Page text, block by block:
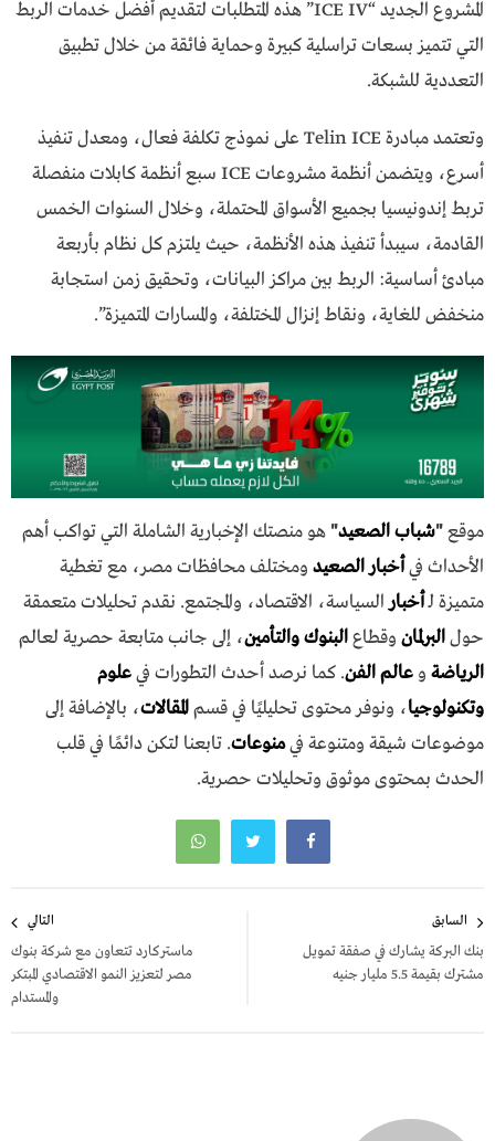
المشروع الجديد “ICE IV” هذه المتطلبات لتقديم أفضل خدمات الربط
التي تتميز بسعات تراسلية كبيرة وحماية فائقة من خلال تطبيق
التعددية للشبكة.
وتعتمد مبادرة Telin ICE على نموذج تكلفة فعال، ومعدل تنفيذ
أسرع، ويتضمن أنظمة مشروعات ICE سبع أنظمة كابلات منفصلة
تربط إندونيسيا بجميع الأسواق المحتملة، وخلال السنوات الخمس
القادمة، سيبدأ تنفيذ هذه الأنظمة، حيث يلتزم كل نظام بأربعة
مبادئ أساسية: الربط بين مراكز البيانات، وتحقيق زمن استجابة
منخفض للغاية، ونقاط إنزال المختلفة، والمسارات المتميزة”.
موقع"شباب الصعيد" هو منصتك الإخبارية الشاملة التي تواكب أهم
الأحداث فيأخبار الصعيد ومختلف محافظات مصر، مع تغطية
متميزة لـأخبارالسياسة، الاقتصاد، والمجتمع. نقدم تحليلات متعمقة
حولالبرلمان وقطاعالبنوك والتأمين، إلى جانب متابعة حصرية لعالم
الرياضة و عالم الفن. كما نرصد أحدث التطورات فيعلوم
وتكنولوجيا، ونوفر محتوى تحليليًا في قسمالمقالات، بالإضافة إلى
موضوعات شيقة ومتنوعة فيمنوعات. تابعنا لتكن دائمًا في قلب
الحدث بمحتوى موثوق وتحليلات حصرية.
المقالات
السابق
بنك البركة يشارك في صفقة تمويل
مشترك بقيمة 5.5 مليار جنيه
التالي
ماستركارد تتعاون مع شركة بنوك
مصر لتعزيز النمو الاقتصادي المبتكر
والمستدام